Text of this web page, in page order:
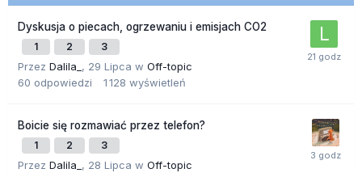
Dyskusja o piecach, ogrzewaniu i emisjach CO2
1 2 3
Przez Dalila_ , 29 Lipca w Off-topic
60 odpowiedzi 1 128 wyświetleń
Boicie się rozmawiać przez telefon?
1 2 3
Przez Dalila_ , 28 Lipca w Off-topic